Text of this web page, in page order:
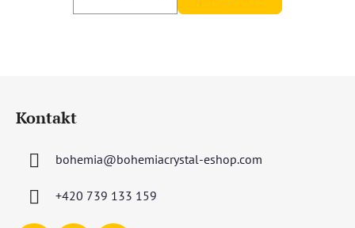
Kontakt
bohemia@bohemiacrystal-eshop.com
+420 739 133 159